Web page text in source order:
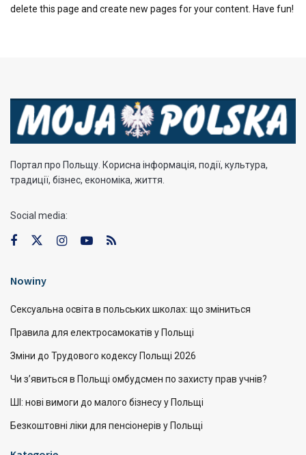
delete this page and create new pages for your content. Have fun!
Портал про Польщу. Корисна інформація, події, культура,
традиції, бізнес, економіка, життя.
Social media:
Nowiny
Сексуальна освіта в польських школах: що зміниться
Правила для електросамокатів у Польщі
Зміни до Трудового кодексу Польщі 2026
Чи з’явиться в Польщі омбудсмен по захисту прав учнів?
ШІ: нові вимоги до малого бізнесу у Польщі
Безкоштовні ліки для пенсіонерів у Польщі